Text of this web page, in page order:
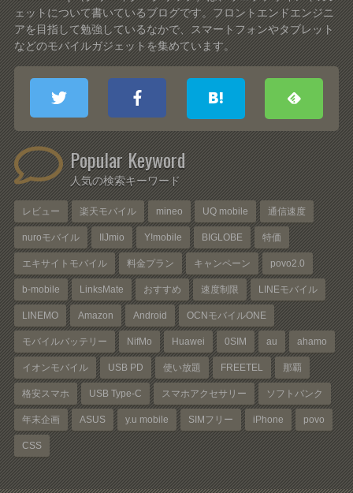
ェットについて書いているブログです。フロントエンドエンジニ
アを目指して勉強しているなかで、スマートフォンやタブレット
などのモバイルガジェットを集めています。
Popular Keyword
人気の検索キーワード
レビュー 楽天モバイル mineo UQ mobile 通信速度
nuroモバイル IIJmio Y!mobile BIGLOBE 特価
エキサイトモバイル 料金プラン キャンペーン povo2.0
b-mobile LinksMate おすすめ 速度制限 LINEモバイル
LINEMO Amazon Android OCNモバイルONE
モバイルバッテリー NifMo Huawei 0SIM au ahamo
イオンモバイル USB PD 使い放題 FREETEL 那覇
格安スマホ USB Type-C スマホアクセサリー ソフトバンク
年末企画 ASUS y.u mobile SIMフリー iPhone povo
CSS